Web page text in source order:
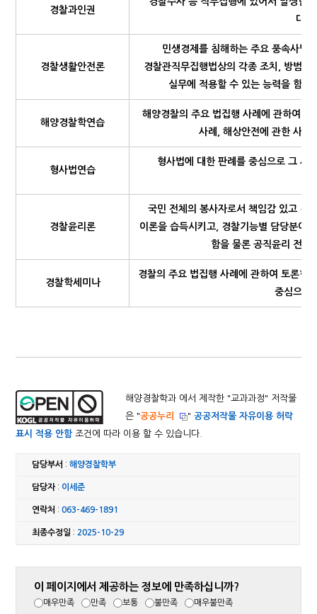
경찰과인권
대해
경찰생활안전론
민생경제를 침해하는 주요 풍속사범
경찰관직무집행법상의 각종 조치, 방범
실무에 적용할 수 있는 능력을 함양
해양경찰학연습
해양경찰의 주요 법집행 사례에 관하여
사례, 해상안전에 관한 사례
형사법연습
형사법에 대한 판례를 중심으로 그 사
경찰윤리론
국민 전체의 봉사자로서 책임감 있고 청
이론을 습득시키고, 경찰기능별 담당분야
함을 물론 공직윤리 전반
경찰학세미나
경찰의 주요 법집행 사례에 관하여 토론한
중심으로
해양경찰학과 에서 제작한 "교과과정" 저작물
은 "공공누리 "공공저작물 자유이용 허락
표시 적용 안함조건에 따라 이용 할 수 있습니다.
담당부서 :해양경찰학부
담당자: 이세준
연락처 :063-469-1891
최종수정일 : 2025-10-29
이 페이지에서 제공하는 정보에 만족하십니까?
매우만족 만족 보통 불만족 매우불만족